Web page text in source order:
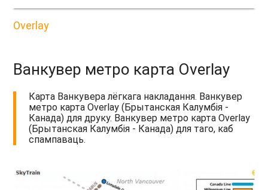
Overlay
Ванкувер метро карта Overlay
Карта Ванкувера лёгкага накладання. Ванкувер
метро карта Overlay (Брытанская Калумбія -
Канада) для друку. Ванкувер метро карта Overlay
(Брытанская Калумбія - Канада) для таго, каб
спампаваць.